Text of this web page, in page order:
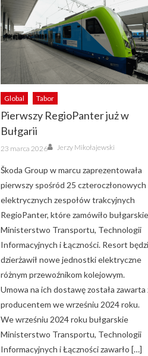
Global Tabor
Pierwszy RegioPanter już w
Bułgarii
Posted
on
23 marca 2026 Author
Jerzy Mikołajewski
Škoda Group w marcu zaprezentowała
pierwszy spośród 25 czteroczłonowych
elektrycznych zespołów trakcyjnych
RegioPanter, które zamówiło bułgarskie
Ministerstwo Transportu, Technologii
Informacyjnych i Łączności. Resort
dzierżawił nowe jednostki elektryczne
różnym przewoźnikom kolejowym.
Umowa na ich dostawę została zawarta
producentem we wrześniu 2024 roku.
We wrześniu 2024 roku bułgarskie
Ministerstwo Transportu, Technologii
Informacyjnych i Łączności zawarło […]